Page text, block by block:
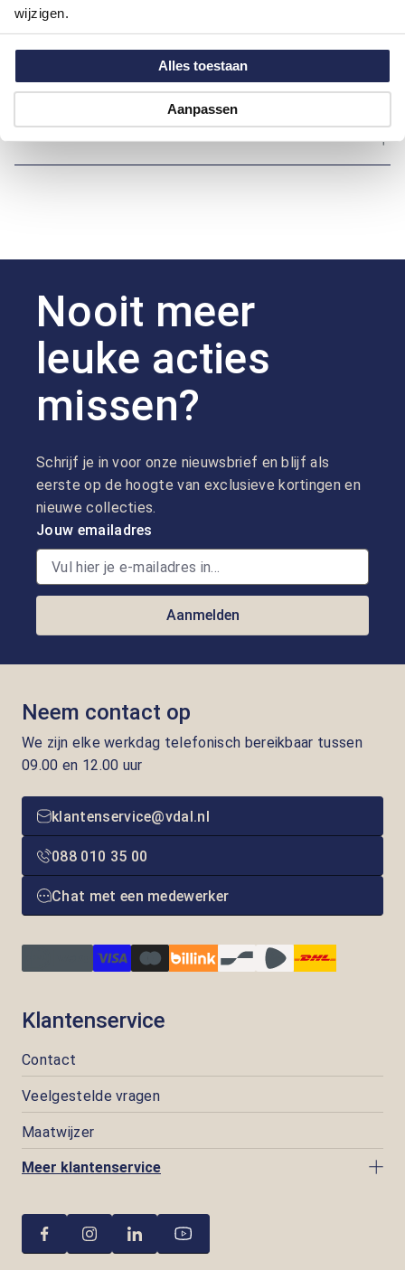
wijzigen.
Alles toestaan
Aanpassen
Maatinformatie
Over Bartlett Dress
Nooit meer
leuke acties
missen?
Schrijf je in voor onze nieuwsbrief en blijf als
eerste op de hoogte van exclusieve kortingen en
nieuwe collecties.
Jouw emailadres
Aanmelden
Neem contact op
We zijn elke werkdag telefonisch bereikbaar tussen
09.00 en 12.00 uur
klantenservice@vdal.nl
088 010 35 00
Chat met een medewerker
Klantenservice
Contact
Veelgestelde vragen
Maatwijzer
Meer klantenservice